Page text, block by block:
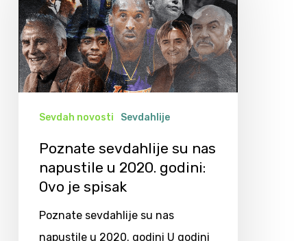
Sevdah novosti Sevdahlije
Poznate sevdahlije su nas
napustile u 2020. godini:
Ovo je spisak
Poznate sevdahlije su nas
napustile u 2020. godini U godini